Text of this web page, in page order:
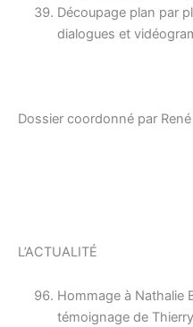
Découpage plan par
dialogues et
Dossier coordonné par
L’ACTUALITÉ
Hommage à Nathalie
témoignage de